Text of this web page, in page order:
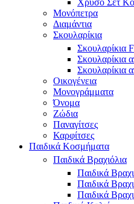
Χρυσό Σετ
Μονόπετρα
Διαμάντια
Σκουλαρίκια
Σκουλαρίκια
Σκουλαρίκια
Σκουλαρίκια
Οικογένεια
Μονογράμματα
Όνομα
Ζώδια
Παναγίτσες
Καρφίτσες
Παιδικά Κοσμήματα
Παιδικά Βραχιόλια
Παιδικά
Παιδικά
Παιδικά